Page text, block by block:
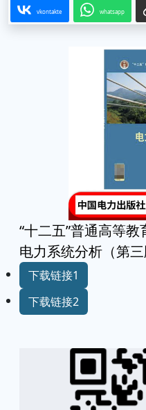
vkontakte whatsapp
“十二五”普通高等
电力系统分析（第三
下载链接1
下载链接2